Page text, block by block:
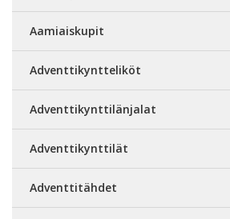
Aamiaiskupit
Adventtikyntteliköt
Adventtikynttilänjalat
Adventtikynttilät
Adventtitähdet